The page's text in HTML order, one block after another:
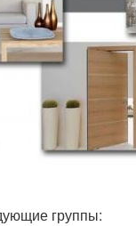
группы: